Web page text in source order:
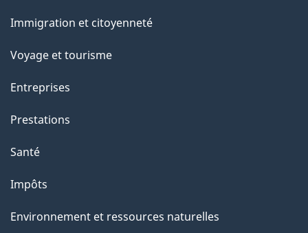
sujets
Immigration et citoyenneté
Voyage et tourisme
Entreprises
Prestations
Santé
Impôts
Environnement et ressources naturelles